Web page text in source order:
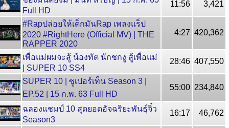
Full HD
11:56 3,421
#Rapปล่อยให้เด็กมันRap เพลงแร็ป
2020 #RightHere (Official MV) | THE
RAPPER 2020
4:27 420,362
เพื่อแม่ผมจะสู้ น้องทัต นักชกงู สู้เพื่อแม่
| SUPER 10 SS4
28:46 407,550
SUPER 10 | ซูเปอร์เท็น Season 3 |
EP.52 | 15 ก.พ. 63 Full HD
55:00 234,840
ฉลองแชมป์ 10 สุดยอดอัจฉริยะพันธุ์จิ๋ว
Season3
16:17 46,762